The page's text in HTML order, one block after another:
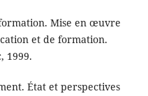
Mise en œuvre
et de formation.
1999.
État et perspectives